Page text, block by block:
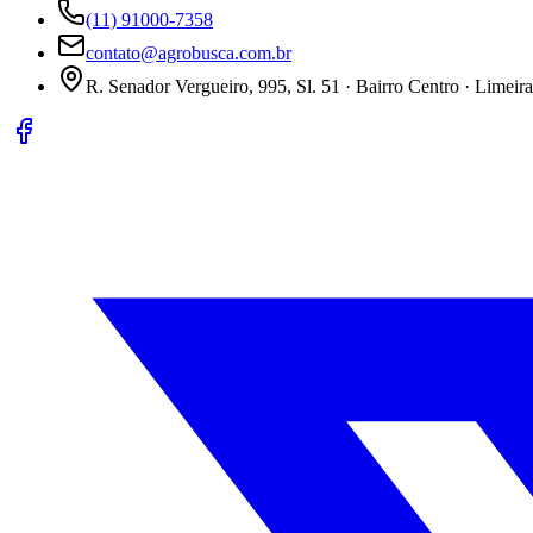
(11) 91000-7358
contato@agrobusca.com.br
R. Senador Vergueiro, 995, Sl. 51 · Bairro Centro ·